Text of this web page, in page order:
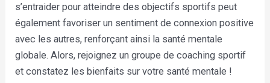
s’entraider pour atteindre des objectifs sportifs peut
également favoriser un sentiment de connexion positive
avec les autres, renforçant ainsi la santé mentale
globale. Alors, rejoignez un groupe de coaching sportif
et constatez les bienfaits sur votre santé mentale !